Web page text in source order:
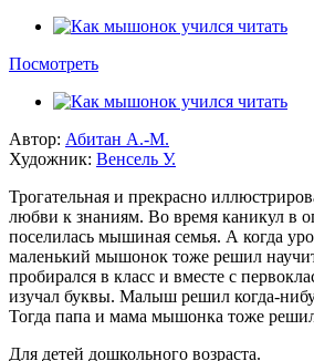
Посмотреть
Автор: Абитан А.-М.
Художник: Венсель У.
Трогательная и прекрасно
любви к знаниям. Во время каникул в
поселилась мышиная семья. А когда
маленький мышонок тоже решил
пробирался в класс и вместе с
изучал буквы. Малыш решил когда-
Тогда папа и мама мышонка тоже
Для детей дошкольного возраста.